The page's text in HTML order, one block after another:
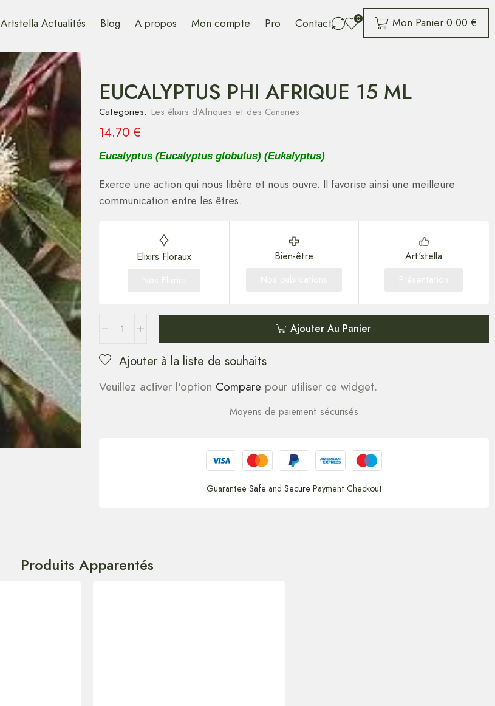
Artstella Actualités Blog A propos Mon compte Pro Contact 0 Mon Panier 0.00 €
EUCALYPTUS PHI AFRIQUE 15 ML
Categories: Les élixirs d'Afriques et des Canaries
14.70 €
Eucalyptus (Eucalyptus globulus) (Eukalyptus)
Exerce une action qui nous libère et nous ouvre. Il favorise ainsi une meilleure
communication entre les êtres.
Elixirs Floraux Bien-être Art'stella
Ajouter Au Panier
Ajouter à la liste de souhaits
Veuillez activer l'option Compare pour utiliser ce widget.
Moyens de paiement sécurisés
Guarantee Safe and Secure Payment Checkout
Produits Apparentés